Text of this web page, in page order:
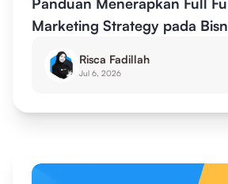
Marketing Strategy pada
Risca Fadillah
Jul 6, 2026